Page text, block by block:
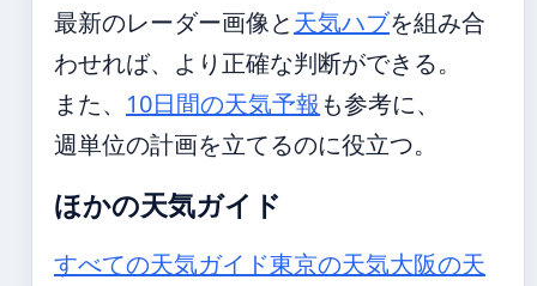
最新のレーダー画像と天気ハブを組み合
わせれば、より正確な判断ができる。
また、 10日間の天気予報も参考に、
週単位の計画を立てるのに役立つ。
ほかの天気ガイド
すべての天気ガイド東京の天気大阪の天